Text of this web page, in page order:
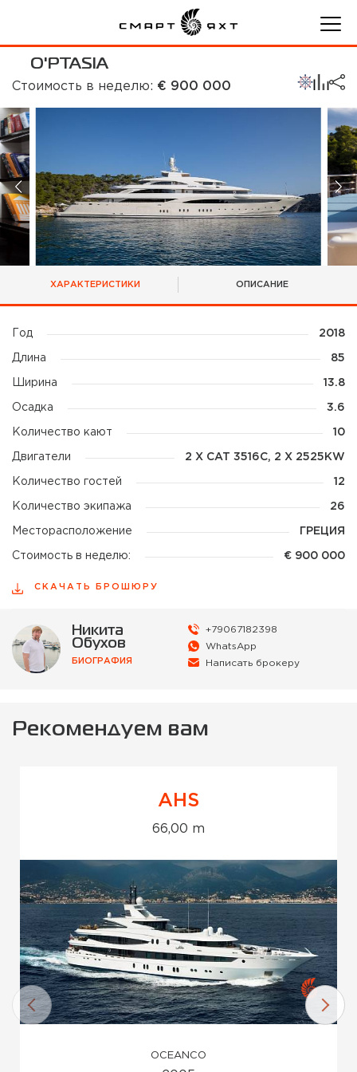
O'PTASIA
Стоимость в неделю: € 900 000
ХАРАКТЕРИСТИКИ ОПИСАНИЕ
Год 2018
Длина 85
Ширина 13.8
Осадка 3.6
Количество кают 10
Двигатели 2 X CAT 3516C, 2 X 2525KW
Количество гостей 12
Количество экипажа 26
Месторасположение ГРЕЦИЯ
Стоимость в неделю: € 900 000
СКАЧАТЬ БРОШЮРУ
Никита
Обухов
БИОГРАФИЯ
+79067182398
WhatsApp
Написать брокеру
Рекомендуем вам
AHS
66,00 m
OCEANCO